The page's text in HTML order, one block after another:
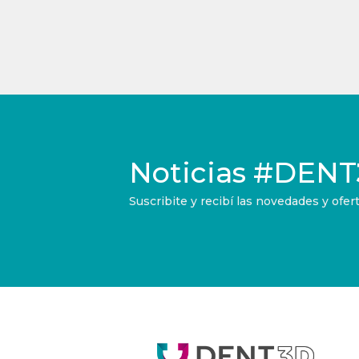
Noticias #DENT
Suscribite y recibí las novedades y